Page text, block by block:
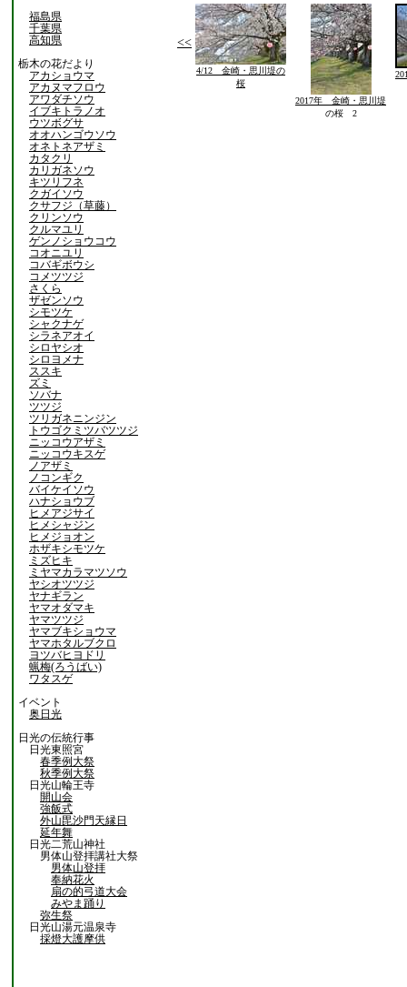
福島県
千葉県
高知県
栃木の花だより
アカショウマ
アカヌマフロウ
アワダチソウ
イブキトラノオ
ウツボグサ
オオハンゴウソウ
オネトネアザミ
カタクリ
カリガネソウ
キツリフネ
クガイソウ
クサフジ（草藤）
クリンソウ
クルマユリ
ゲンノショウコウ
コオニユリ
コバギボウシ
コメツツジ
さくら
ザゼンソウ
シモツケ
シャクナゲ
シラネアオイ
シロヤシオ
シロヨメナ
ススキ
ズミ
ソバナ
ツツジ
ツリガネニンジン
トウゴクミツバツツジ
ニッコウアザミ
ニッコウキスゲ
ノアザミ
ノコンギク
バイケイソウ
ハナショウブ
ヒメアジサイ
ヒメシャジン
ヒメジョオン
ホザキシモツケ
ミズヒキ
ミヤマカラマツソウ
ヤシオツツジ
ヤナギラン
ヤマオダマキ
ヤマツツジ
ヤマブキショウマ
ヤマホタルブクロ
ヨツバヒヨドリ
蝋梅(ろうばい)
ワタスゲ
イベント
奥日光
日光の伝統行事
日光東照宮
春季例大祭
秋季例大祭
日光山輪王寺
開山会
強飯式
外山毘沙門天縁日
延年舞
日光二荒山神社
男体山登拝講社大祭
男体山登拝
奉納花火
扇の的弓道大会
みやま踊り
弥生祭
日光山湯元温泉寺
採燈大護摩供
<<
4/12 金崎・思川堤の
桜
2017年 金崎・思川堤
の桜 2